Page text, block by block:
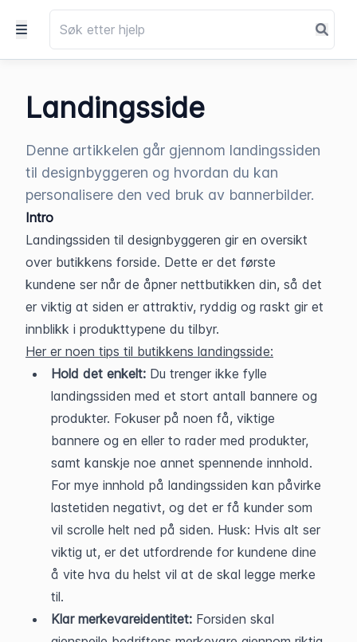
Landingsside
Denne artikkelen går gjennom landingssiden
til designbyggeren og hvordan du kan
personalisere den ved bruk av bannerbilder.
Intro
Landingssiden til designbyggeren gir en oversikt
over butikkens forside. Dette er det første
kundene ser når de åpner nettbutikken din, så det
er viktig at siden er attraktiv, ryddig og raskt gir et
innblikk i produkttypene du tilbyr.
Her er noen tips til butikkens landingsside:
Hold det enkelt: Du trenger ikke fylle
landingssiden med et stort antall bannere og
produkter. Fokuser på noen få, viktige
bannere og en eller to rader med produkter,
samt kanskje noe annet spennende innhold.
For mye innhold på landingssiden kan påvirke
lastetiden negativt, og det er få kunder som
vil scrolle helt ned på siden. Husk: Hvis alt ser
viktig ut, er det utfordrende for kundene dine
å vite hva du helst vil at de skal legge merke
til.
Klar merkevareidentitet: Forsiden skal